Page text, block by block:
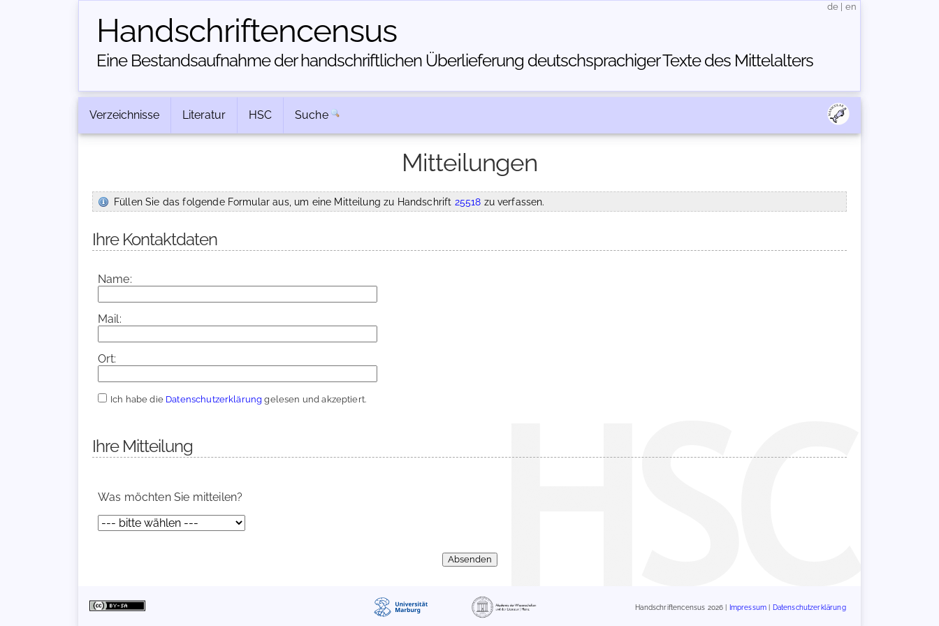
Handschriften­census
Eine Bestandsaufnahme der handschriftlichen Über­lieferung deutschsprachiger Texte des Mittelalters
de en
Verzeichnisse Literatur HSC Suche
Mitteilungen
Füllen Sie das folgende Formular aus, um eine Mitteilung zu Handschrift 25518 zu verfassen.
Ihre Kontaktdaten
Name:
Mail:
Ort:
Ich habe die Datenschutzerklärung gelesen und akzeptiert.
Ihre Mitteilung
Was möchten Sie mitteilen?
Handschriftencensus 2026 | Impressum Datenschutzerklärung